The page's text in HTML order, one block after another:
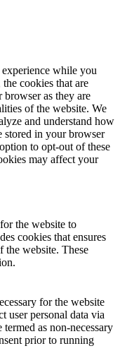
while you
cookies that are
browser as they are
of the website. We
and understand how
stored in your browser
to opt-out of these
may affect your
the website to
cookies that ensures
the website. These
for the website
user personal data via
as non-necessary
prior to running